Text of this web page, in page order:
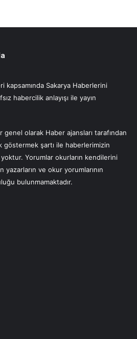
kapsamında Sakarya Haberlerini
habercilik anlayışı ile yayın
olarak Haber ajansları tarafından
göstermek şartı ile haberlerimizin
yoktur. Yorumlar okurların kendilerini
ve okur yorumlarının
bulunmamaktadır.